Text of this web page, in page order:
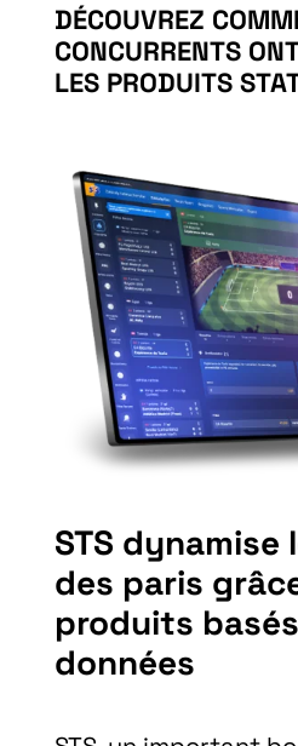
DÉCOUVREZ
CONCURRENTS
LES PRODUITS
STS dynamise
des paris
produits
données